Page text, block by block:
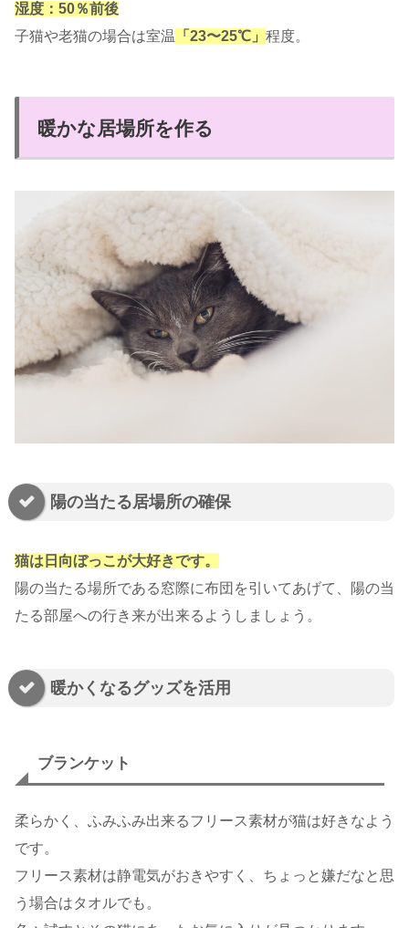
湿度：50％前後
子猫や老猫の場合は室温 「23〜25℃」 程度。
暖かな居場所を作る
陽の当たる居場所の確保
猫は日向ぼっこが大好きです。
陽の当たる場所である窓際に布団を引いてあげて、陽の当
たる部屋への行き来が出来るようしましょう。
暖かくなるグッズを活用
ブランケット
柔らかく、ふみふみ出来るフリース素材が猫は好きなよう
です。
フリース素材は静電気がおきやすく、ちょっと嫌だなと思
う場合はタオルでも。